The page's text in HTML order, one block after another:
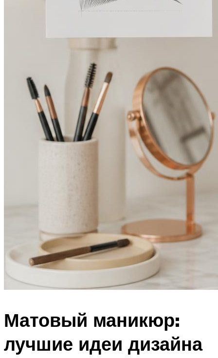
Матовый маникюр:
лучшие идеи дизайна